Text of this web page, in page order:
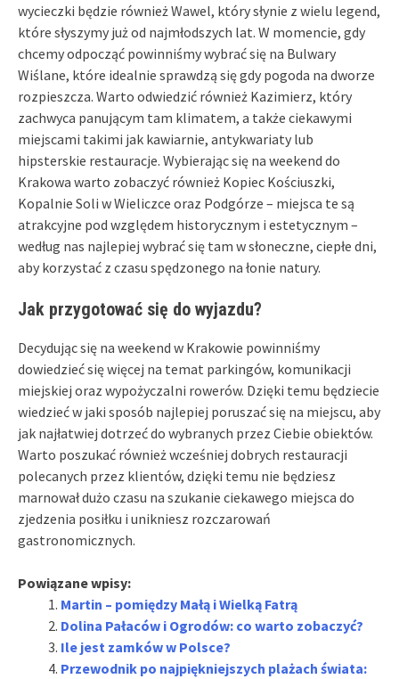
wycieczki będzie również Wawel, który słynie z wielu legend,
które słyszymy już od najmłodszych lat. W momencie, gdy
chcemy odpocząć powinniśmy wybrać się na Bulwary
Wiślane, które idealnie sprawdzą się gdy pogoda na dworze
rozpieszcza. Warto odwiedzić również Kazimierz, który
zachwyca panującym tam klimatem, a także ciekawymi
miejscami takimi jak kawiarnie, antykwariaty lub
hipsterskie restauracje. Wybierając się na weekend do
Krakowa warto zobaczyć również Kopiec Kościuszki,
Kopalnie Soli w Wieliczce oraz Podgórze – miejsca te są
atrakcyjne pod względem historycznym i estetycznym –
według nas najlepiej wybrać się tam w słoneczne, ciepłe dni,
aby korzystać z czasu spędzonego na łonie natury.
Jak przygotować się do wyjazdu?
Decydując się na weekend w Krakowie powinniśmy
dowiedzieć się więcej na temat parkingów, komunikacji
miejskiej oraz wypożyczalni rowerów. Dzięki temu będziecie
wiedzieć w jaki sposób najlepiej poruszać się na miejscu, aby
jak najłatwiej dotrzeć do wybranych przez Ciebie obiektów.
Warto poszukać również wcześniej dobrych restauracji
polecanych przez klientów, dzięki temu nie będziesz
marnował dużo czasu na szukanie ciekawego miejsca do
zjedzenia posiłku i unikniesz rozczarowań
gastronomicznych.
Powiązane wpisy:
Martin – pomiędzy Małą i Wielką Fatrą
Dolina Pałaców i Ogrodów: co warto zobaczyć?
Ile jest zamków w Polsce?
Przewodnik po najpiękniejszych plażach świata: